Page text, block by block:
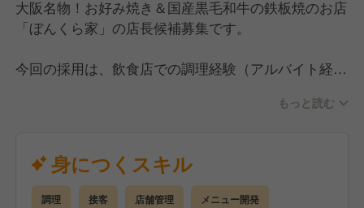
大阪名物！お好み焼き＆国産黒毛和牛の鉄板焼のお店
「ぼんくら家」の店長候補募集です。
今回の採用は、飲食店での調理経験（アルバイト経験
遇いたします。
仲間とともにお客様に喜んでいただけるお店づくりに
熱く取り組んでいただける方を歓迎いたします。
もっと読む
身につくスキル
調理 接客 店舗管理 メニュー開発